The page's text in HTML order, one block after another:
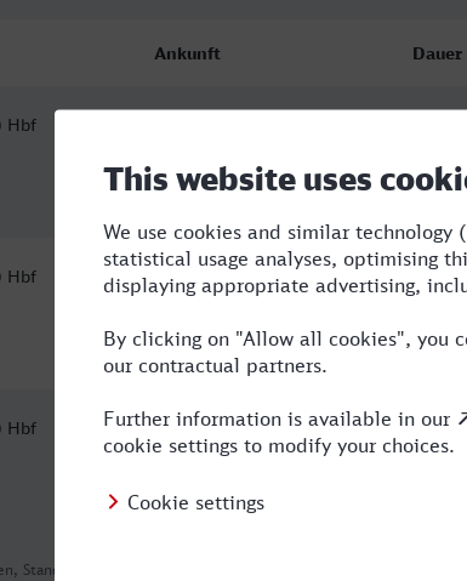
Stand: 2026-08-05 13:01
Ankunft Dauer
Hbf
08:08
Hbf
Hamm (Westf) Hbf
10:57
4:55
Hbf
Hamm (Westf) Hbf
19.08.26
3:48